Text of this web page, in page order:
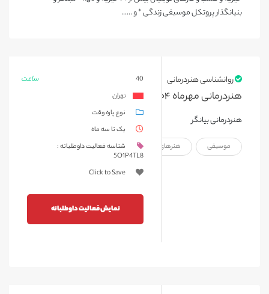
بنیانگذار پروتکل موسیقی زندگی * و ......
روانشناسی هنردرمانی
هنردرمانی مهرماه ۱۴۰۴
هنردرمانی بیانگر
موسیقی هنرهای نمایشی هنرهای تجسمی
ساعت
40
تهران
نوع پاره وقت
یک تا سه ماه
شناسه فعالیت داوطلبانه :
5O1P4TL8
Click to Save
نمایش فعالیت داوطلبانه